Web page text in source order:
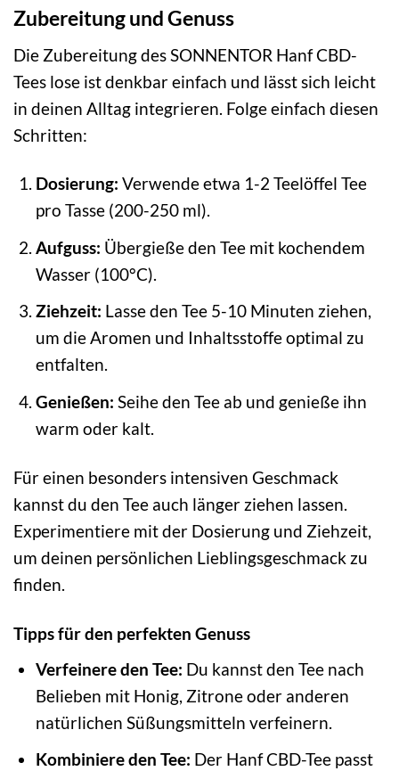
Zubereitung und Genuss
Die Zubereitung des SONNENTOR Hanf CBD-
Tees lose ist denkbar einfach und lässt sich leicht
in deinen Alltag integrieren. Folge einfach diesen
Schritten:
Dosierung: Verwende etwa 1-2 Teelöffel Tee
pro Tasse (200-250 ml).
Aufguss: Übergieße den Tee mit kochendem
Wasser (100°C).
Ziehzeit: Lasse den Tee 5-10 Minuten ziehen,
um die Aromen und Inhaltsstoffe optimal zu
entfalten.
Genießen: Seihe den Tee ab und genieße ihn
warm oder kalt.
Für einen besonders intensiven Geschmack
kannst du den Tee auch länger ziehen lassen.
Experimentiere mit der Dosierung und Ziehzeit,
um deinen persönlichen Lieblingsgeschmack zu
finden.
Tipps für den perfekten Genuss
Verfeinere den Tee: Du kannst den Tee nach
Belieben mit Honig, Zitrone oder anderen
natürlichen Süßungsmitteln verfeinern.
Kombiniere den Tee: Der Hanf CBD-Tee passt